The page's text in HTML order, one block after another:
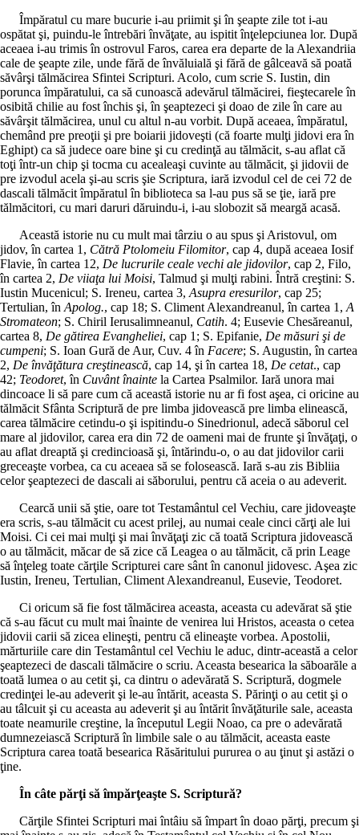
Împăratul cu mare bucurie i-au priimit şi în şeapte zile tot i-au
ospătat şi, puindu-le întrebări învăţate, au ispitit înţelepciunea lor. După
aceaea i-au trimis în ostrovul Faros, carea era departe de la Alexandriia
cale de şeapte zile, unde fără de învăluială şi fără de gâlceavă să poată
săvârşi tălmăcirea Sfintei Scripturi. Acolo, cum scrie S. Iustin, din
porunca împăratului, ca să cunoască adevărul tălmăcirei, fieştecarele în
osibită chilie au fost închis şi, în şeaptezeci şi doao de zile în care au
săvârşit tălmăcirea, unul cu altul n-au vorbit. După aceaea, împăratul,
chemând pre preoţii şi pre boiarii jidoveşti (că foarte mulţi jidovi era în
Eghipt) ca să judece oare bine şi cu credinţă au tălmăcit, s-au aflat că
toţi într-un chip şi tocma cu acealeaşi cuvinte au tălmăcit, şi jidovii de
pre izvodul acela şi-au scris şie Scriptura, iară izvodul cel de cei 72 de
dascali tălmăcit împăratul în biblioteca sa l-au pus să se ţie, iară pre
tălmăcitori, cu mari daruri dăruindu-i, i-au slobozit să meargă acasă.
Această istorie nu cu mult mai târziu o au spus şi Aristovul, om
jidov, în cartea 1, Cătră Ptolomeiu Filomitor, cap 4, după aceaea Iosif
Flavie, în cartea 12, De lucrurile ceale vechi ale jidovilor, cap 2, Filo,
în cartea 2, De viiaţa lui Moisi, Talmud şi mulţi rabini. Întră creştini: S.
Iustin Mucenicul; S. Ireneu, cartea 3, Asupra eresurilor, cap 25;
Tertulian, în Apolog., cap 18; S. Climent Alexandreanul, în cartea 1, A
Stromateon; S. Chiril Ierusalimneanul, Catih. 4; Eusevie Chesăreanul,
cartea 8, De gătirea Evangheliei, cap 1; S. Epifanie, De măsuri şi de
cumpeni; S. Ioan Gură de Aur, Cuv. 4 în Facere; S. Augustin, în cartea
2, De învăţătura creştinească, cap 14, şi în cartea 18, De cetat., cap
42; Teodoret, în Cuvânt înainte la Cartea Psalmilor. Iară unora mai
dincoace li să pare cum că această istorie nu ar fi fost aşea, ci oricine au
tălmăcit Sfânta Scriptură de pre limba jidovească pre limba elinească,
carea tălmăcire cetindu-o şi ispitindu-o Sinedrionul, adecă săborul cel
mare al jidovilor, carea era din 72 de oameni mai de frunte şi învăţaţi, o
au aflat dreaptă şi credincioasă şi, întărindu-o, o au dat jidovilor carii
greceaşte vorbea, ca cu aceaea să se folosească. Iară s-au zis Bibliia
celor şeaptezeci de dascali ai săborului, pentru că aceia o au adeverit.
Cearcă unii să ştie, oare tot Testamântul cel Vechiu, care jidoveaşte
era scris, s-au tălmăcit cu acest prilej, au numai ceale cinci cărţi ale lui
Moisi. Ci cei mai mulţi şi mai învăţaţi zic că toată Scriptura jidovească
o au tălmăcit, măcar de să zice că Leagea o au tălmăcit, că prin Leage
să înţeleg toate cărţile Scripturei care sânt în canonul jidovesc. Aşea zic
Iustin, Ireneu, Tertulian, Climent Alexandreanul, Eusevie, Teodoret.
Ci oricum să fie fost tălmăcirea aceasta, aceasta cu adevărat să ştie
că s-au făcut cu mult mai înainte de venirea lui Hristos, aceasta o cetea
jidovii carii să zicea elineşti, pentru că elineaşte vorbea. Apostolii,
mărturiile care din Testamântul cel Vechiu le aduc, dintr-această a celor
şeaptezeci de dascali tălmăcire o scriu. Aceasta besearica la săboarăle a
toată lumea o au cetit şi, ca dintru o adevărată S. Scriptură, dogmele
credinţei le-au adeverit şi le-au întărit, aceasta S. Părinţi o au cetit şi o
au tâlcuit şi cu aceasta au adeverit şi au întărit învăţăturile sale, aceasta
toate neamurile creştine, la începutul Legii Noao, ca pre o adevărată
dumnezeiască Scriptură în limbile sale o au tălmăcit, aceasta easte
Scriptura carea toată besearica Răsăritului pururea o au ţinut şi astăzi o
ţine.
În câte părţi să împărţeaşte S. Scriptură?
Cărţile Sfintei Scripturi mai întâiu să împart în doao părţi, precum şi